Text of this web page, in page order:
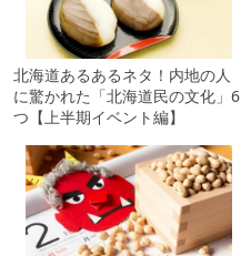
北海道あるあるネタ！内地の人
に驚かれた「北海道民の文化」6
つ【上半期イベント編】